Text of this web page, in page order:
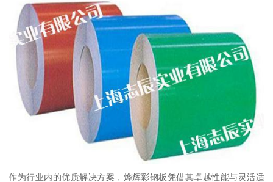
作为行业内的优质解决方案，烨辉彩钢板凭借其卓越性能与灵活适